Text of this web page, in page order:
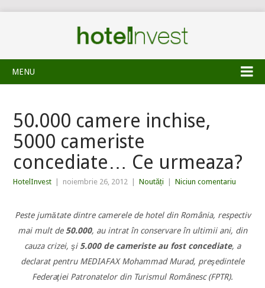
MENU
50.000 camere inchise,
5000 cameriste
concediate… Ce urmeaza?
HotelInvest noiembrie 26, 2012 Noutăți Niciun comentariu
Peste jumătate dintre camerele de hotel din România, respectiv
mai mult de 50.000, au intrat în conservare în ultimii ani, din
cauza crizei, şi 5.000 de cameriste au fost concediate, a
declarat pentru MEDIAFAX Mohammad Murad, preşedintele
Federaţiei Patronatelor din Turismul Românesc (FPTR).